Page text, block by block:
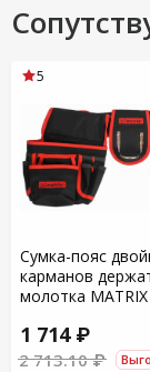
Сумка-пояс
карманов
молотка МАТRIХ
1 714 ₽
2 713.10 ₽
5